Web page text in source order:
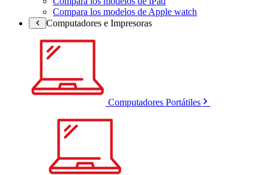
Compara los modelos de Apple watch
Computadores e Impresoras
Computadores Portátiles